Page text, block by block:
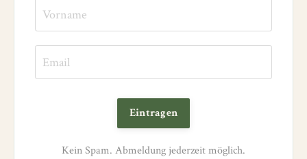
Eintragen
Kein Spam. Abmeldung jederzeit möglich.